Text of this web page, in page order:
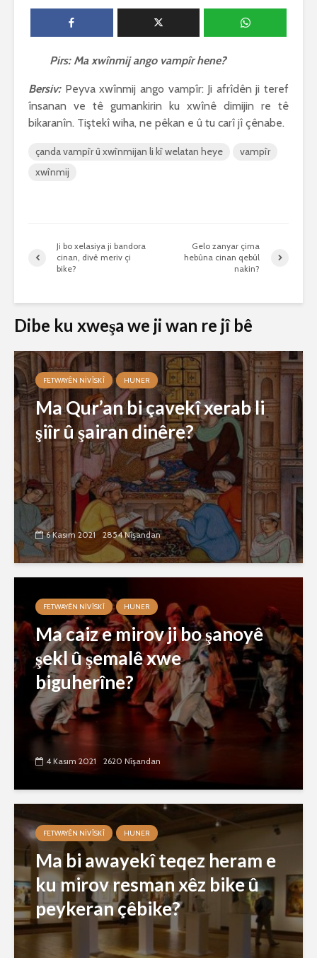
Pirs: Ma xwînmij ango vampîr hene?
Bersiv:Peyva xwînmij ango vampîr: Ji afrîdên ji teref
însanan ve tê gumankirin ku xwînê dimijin re tê
bikaranîn. Tiştekî wiha, ne pêkan e û tu carî jî çênabe.
çanda vampîr û xwînmijan li kî welatan heye
vampîr
xwînmij
Ji bo xelasiya ji bandora
cinan, divê meriv çi
bike?
Gelo zanyar çima
hebûna cinan qebûl
nakin?
Dibe ku xweşa we ji wan re jî bê
FETWAYÊN NIVÎSKÎ HUNER
Ma Qur’an bi çavekî xerab li
şiîr û şairan dinêre?
6 Kasım 2021 2854 Nîşandan
FETWAYÊN NIVÎSKÎ HUNER
Ma caiz e mirov ji bo şanoyê
şekl û şemalê xwe
biguherîne?
4 Kasım 2021 2620 Nîşandan
FETWAYÊN NIVÎSKÎ HUNER
Ma bi awayekî teqez heram e
ku mirov resman xêz bike û
peykeran çêbike?
Him kişandina
cigareyê him jî
xwarinên birûn ji bo
tendirustiya
mirovan bi zirar in.
Gelo hukmê li ser
her duyan wek hev
27 Ekim 2021
teqez
bike û
çêbike?